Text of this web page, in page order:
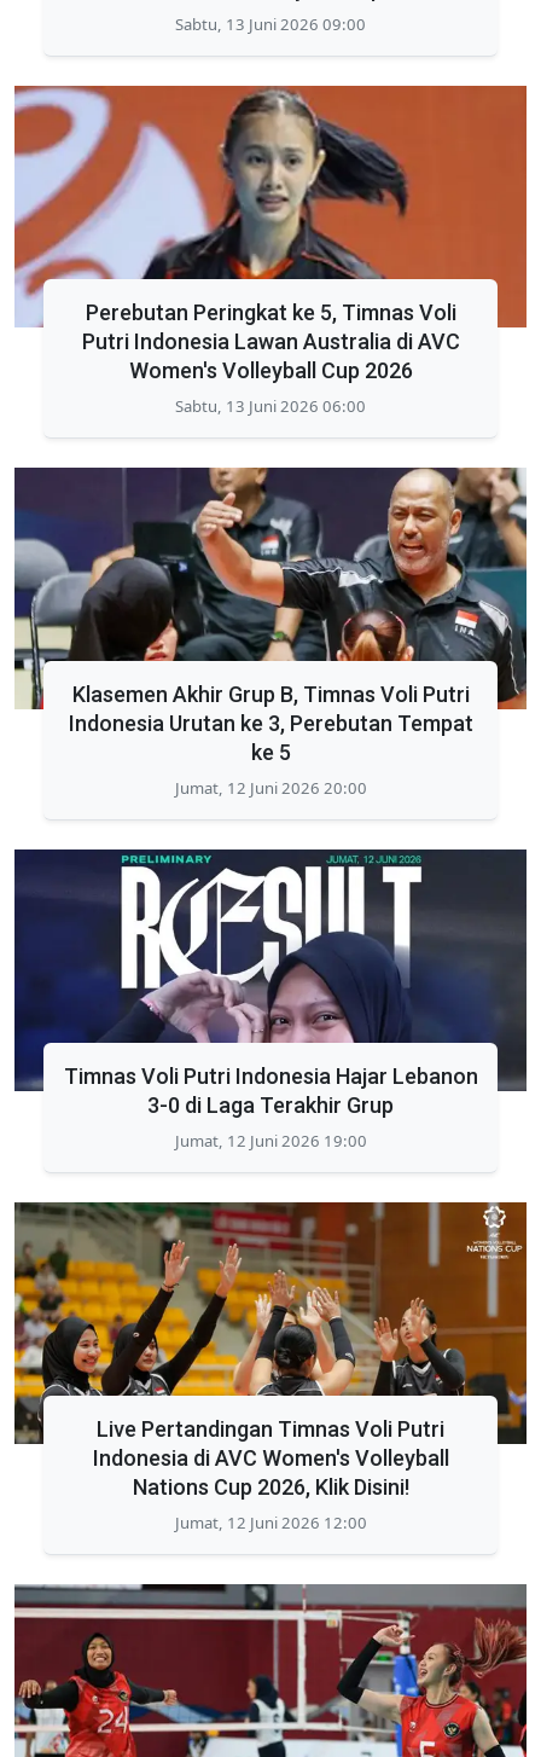
Sabtu, 13 Juni 2026 09:00
Perebutan Peringkat ke 5, Timnas Voli
Putri Indonesia Lawan Australia di AVC
Women's Volleyball Cup 2026
Sabtu, 13 Juni 2026 06:00
Klasemen Akhir Grup B, Timnas Voli Putri
Indonesia Urutan ke 3, Perebutan Tempat
ke 5
Jumat, 12 Juni 2026 20:00
Timnas Voli Putri Indonesia Hajar Lebanon
3-0 di Laga Terakhir Grup
Jumat, 12 Juni 2026 19:00
Live Pertandingan Timnas Voli Putri
Indonesia di AVC Women's Volleyball
Nations Cup 2026, Klik Disini!
Jumat, 12 Juni 2026 12:00